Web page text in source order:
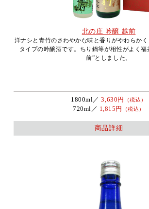
北の庄 吟醸 越前
洋ナシと青竹のさわやかな味と香りがやわらか
タイプの吟醸酒です。ちり鍋等が相性がよく福
前”としました。
1800ml／3,630円 （税込）
720ml／ 1,815円 （税込）
商品詳細